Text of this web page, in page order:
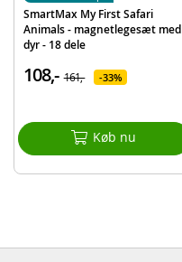
SmartMax My First Safari
Animals - magnetlegesæt med
dyr - 18 dele
108,- 161,- 33%
Køb nu